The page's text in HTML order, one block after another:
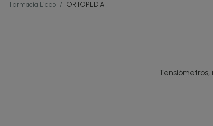
Farmacia Liceo / ORTOPEDIA
Tensiómetros,